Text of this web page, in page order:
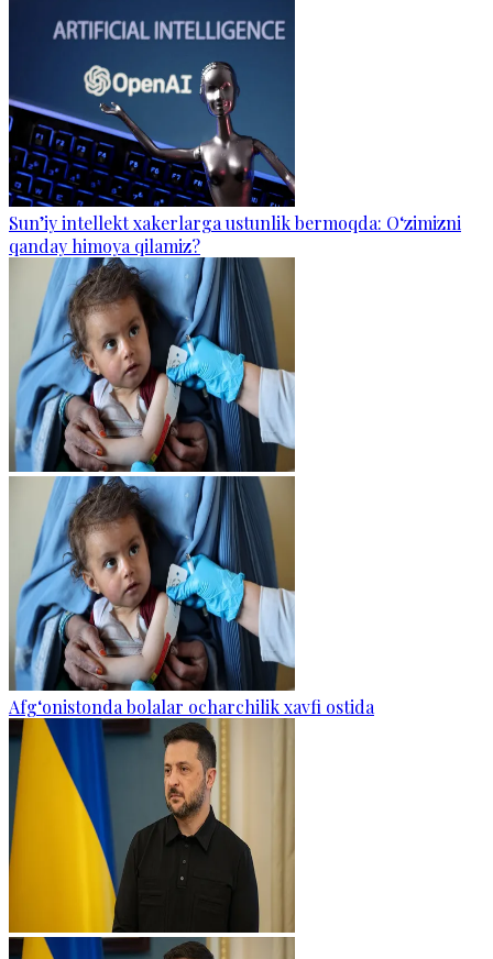
Sun’iy intellekt xakerlarga ustunlik bermoqda: O‘zimizni
qanday himoya qilamiz?
Afg‘onistonda bolalar ocharchilik xavfi ostida